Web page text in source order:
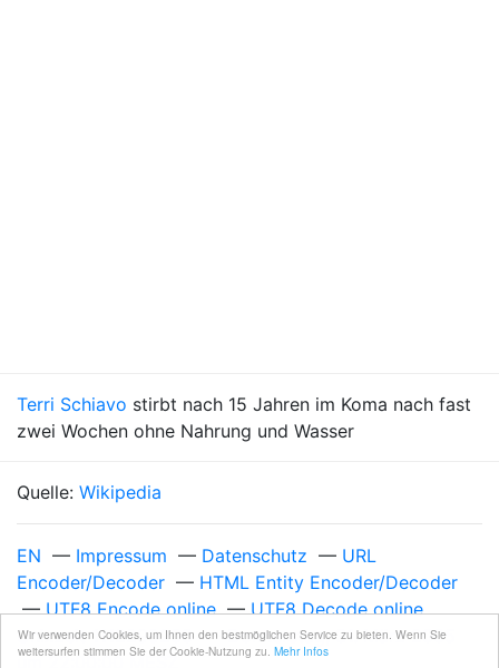
Wir verwenden Cookies, um Ihnen den bestmöglichen Service zu bieten. Wenn Sie
weitersurfen stimmen Sie der Cookie-Nutzung zu. Mehr Infos
Terri Schiavo stirbt nach 15 Jahren im Koma nach fast
zwei Wochen ohne Nahrung und Wasser
Quelle: Wikipedia
EN — Impressum — Datenschutz — URL
Encoder/Decoder — HTML Entity Encoder/Decoder
—UTF8 Encode online—UTF8 Decode online
Unixzeit 1112299200—Donnerstag, 31. März 2005
um 22:00:00 MESZ